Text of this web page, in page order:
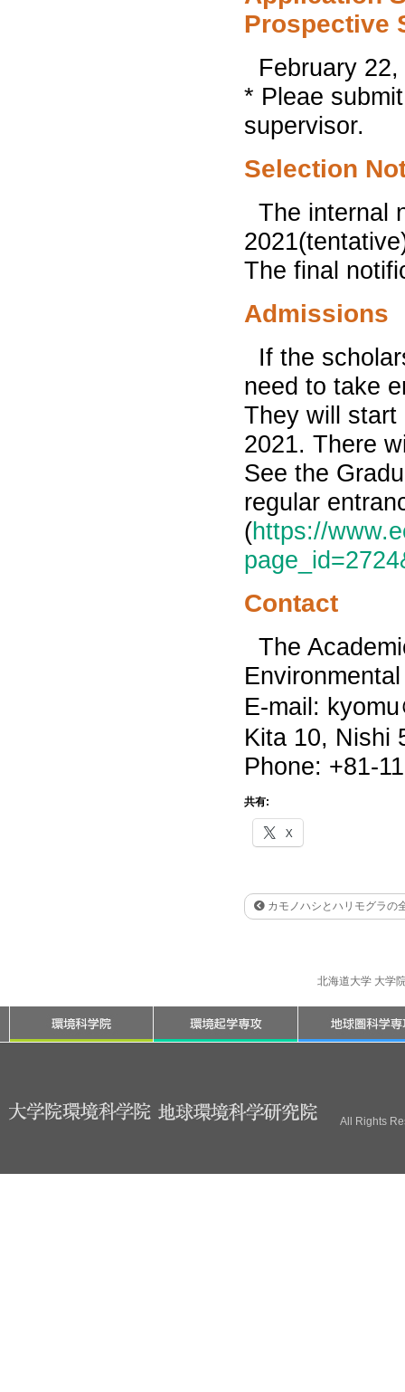
Prospective
February
* Pleae
supervisor.
Selection
The internal
The final
Admissions
If the
need to take
They will start
2021. There
See the
regular
(https://
Contact
The
E-mail:
Kita 10, Nishi
Phone: +81-
共有:
X
カモノハシとハリモグラの
北海道大学 大学
All Rights